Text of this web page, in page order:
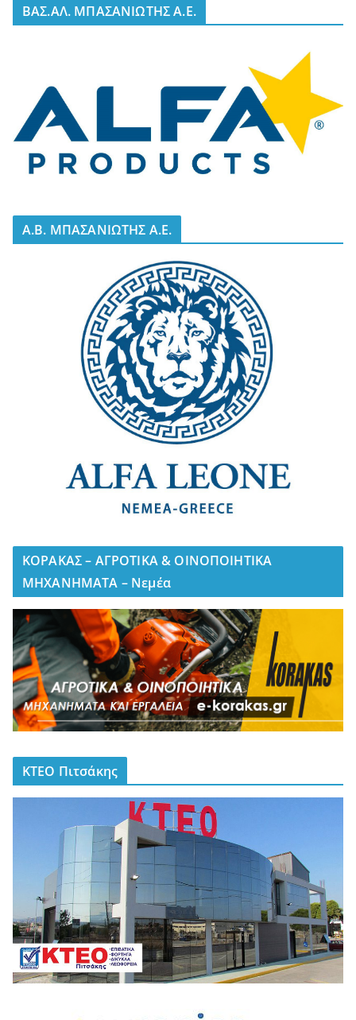
BΑΣ.ΑΛ. ΜΠΑΣΑΝΙΩΤΗΣ Α.Ε.
A.B. ΜΠΑΣΑΝΙΩΤΗΣ Α.Ε.
ΚΟΡΑΚΑΣ – ΑΓΡΟΤΙΚΑ & ΟΙΝΟΠΟΙΗΤΙΚΑ
ΜΗΧΑΝΗΜΑΤΑ – Νεμέα
ΚΤΕΟ Πιτσάκης